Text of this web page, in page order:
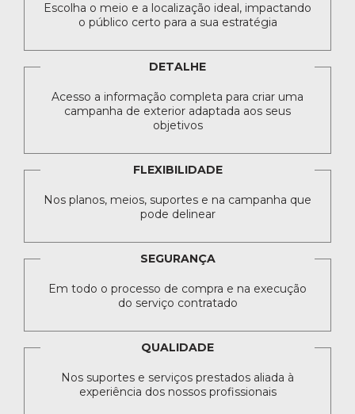
Escolha o meio e a localização ideal, impactando
o público certo para a sua estratégia
DETALHE
Acesso a informação completa para criar uma
campanha de exterior adaptada aos seus
objetivos
FLEXIBILIDADE
Nos planos, meios, suportes e na campanha que
pode delinear
SEGURANÇA
Em todo o processo de compra e na execução
do serviço contratado
QUALIDADE
Nos suportes e serviços prestados aliada à
experiência dos nossos profissionais